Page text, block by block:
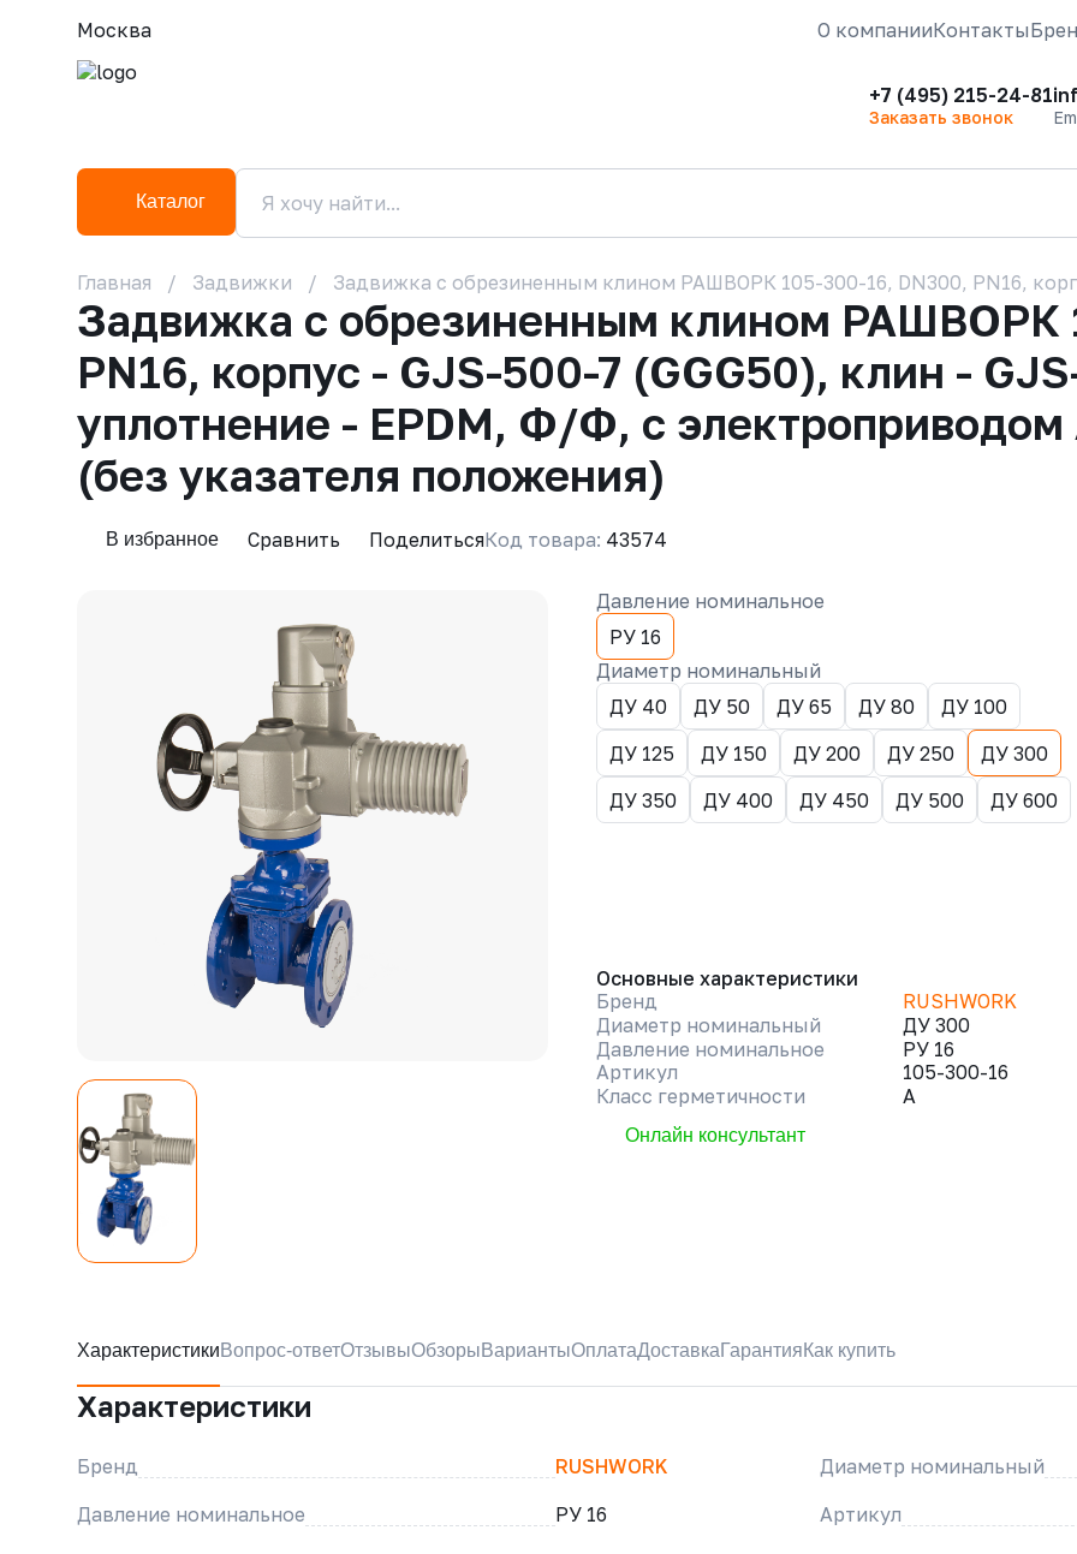
Москва О компанииКонтакты
+7 (495) 215-24-81
Заказать звонок
Каталог
Главная Задвижки Задвижка с обрезиненным клином РАШВОРК 105-300-16, DN300, PN16,
Задвижка с обрезиненным клином РАШВОРК
PN16, корпус - GJS-500-7 (GGG50), клин -
уплотнение - EPDM, Ф/Ф, с электроприводом
(без указателя положения)
В избранное Сравнить ПоделитьсяКод товара: 43574
Давление номинальное
РУ 16
Диаметр номинальный
ДУ 40
ДУ 50 ДУ 65 ДУ 80
ДУ 100
ДУ 125
ДУ 150 ДУ 200 ДУ 250
ДУ 300
ДУ 350
ДУ 400 ДУ 450 ДУ 500 ДУ 600
Основные характеристики
Бренд
RUSHWORK
Диаметр номинальный
ДУ 300
Давление номинальное
РУ 16
Артикул
105-300-16
Класс герметичности
A
Онлайн консультант
Характеристики Вопрос-ответОтзывыОбзоры ВариантыОплатаДоставка Гарантия Как купить
Характеристики
Бренд RUSHWORK
Диаметр номинальный
Давление номинальное
РУ 16 Артикул